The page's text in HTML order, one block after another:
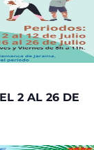
2 AL 26 DE